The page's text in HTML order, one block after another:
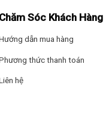
Chăm Sóc Khách Hàng
dẫn mua hàng
thức thanh toán
hệ